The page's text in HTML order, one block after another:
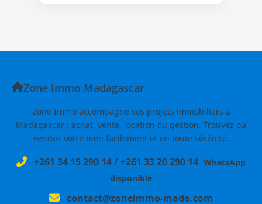
Zone Immo Madagascar
Zone Immo accompagne vos projets immobiliers à
Madagascar : achat, vente, location ou gestion. Trouvez ou
vendez votre bien facilement et en toute sérénité.
+261 34 15 290 14/+261 33 20 290 14 WhatsApp
disponible
contact@zoneimmo-mada.com